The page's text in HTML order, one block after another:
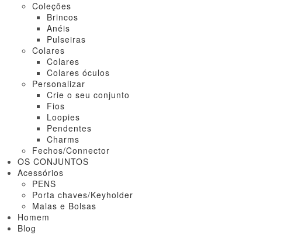
Coleções
Brincos
Anéis
Pulseiras
Colares
Colares
Colares óculos
Personalizar
Crie o seu conjunto
Fios
Loopies
Pendentes
Charms
Fechos/Connector
OS CONJUNTOS
Acessórios
PENS
Porta chaves/Keyholder
Malas e Bolsas
Homem
Blog